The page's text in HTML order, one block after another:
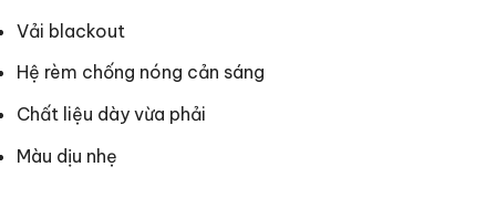
Vải blackout
Hệ rèm chống nóng cản sáng
Chất liệu dày vừa phải
Màu dịu nhẹ